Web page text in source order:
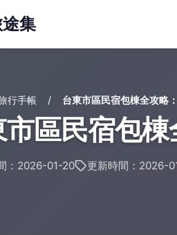
集
行手帳 台東市區民宿包棟全攻略
市區民宿包
：2026-01-20 更新時間：2026-